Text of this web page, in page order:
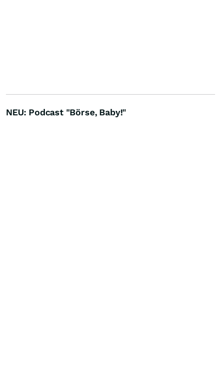
NEU: Podcast "Börse, Baby!"